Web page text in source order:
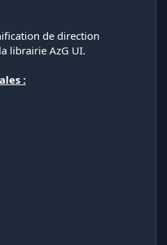
de direction
librairie AzG UI.
: